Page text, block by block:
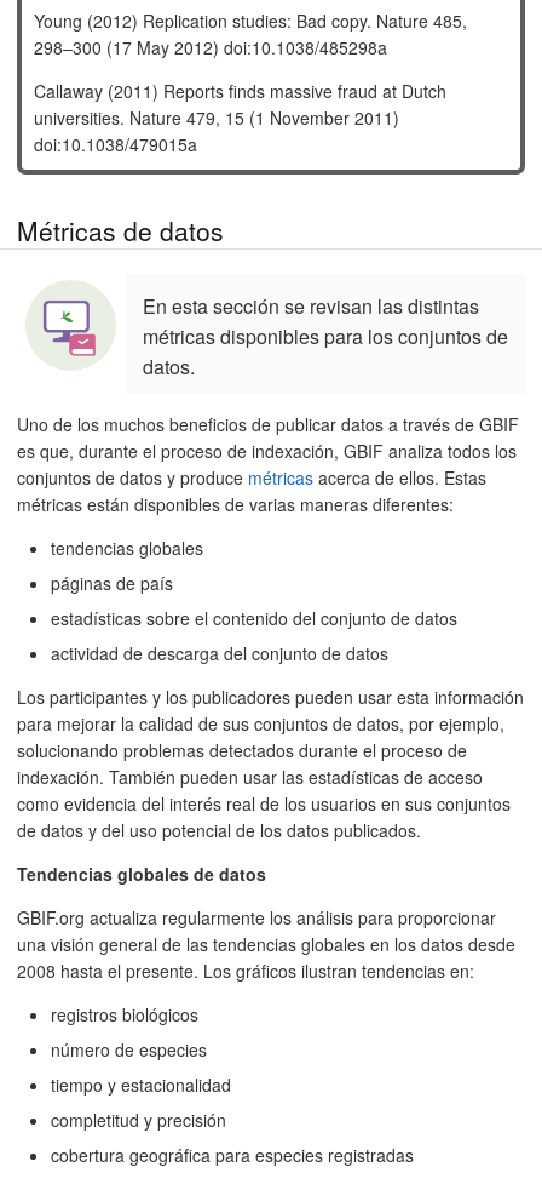
Young (2012) Replication studies: Bad copy. Nature 485,
298–300 (17 May 2012) doi:10.1038/485298a
Callaway (2011) Reports finds massive fraud at Dutch
universities. Nature 479, 15 (1 November 2011)
doi:10.1038/479015a
Métricas de datos
En esta sección se revisan las distintas
métricas disponibles para los conjuntos de
datos.
Uno de los muchos beneficios de publicar datos a través de GBIF
es que, durante el proceso de indexación, GBIF analiza todos los
conjuntos de datos y produce métricas acerca de ellos. Estas
métricas están disponibles de varias maneras diferentes:
tendencias globales
páginas de país
estadísticas sobre el contenido del conjunto de datos
actividad de descarga del conjunto de datos
Los participantes y los publicadores pueden usar esta información
para mejorar la calidad de sus conjuntos de datos, por ejemplo,
solucionando problemas detectados durante el proceso de
indexación. También pueden usar las estadísticas de acceso
como evidencia del interés real de los usuarios en sus conjuntos
de datos y del uso potencial de los datos publicados.
Tendencias globales de datos
GBIF.org actualiza regularmente los análisis para proporcionar
una visión general de las tendencias globales en los datos desde
2008 hasta el presente. Los gráficos ilustran tendencias en:
registros biológicos
número de especies
tiempo y estacionalidad
completitud y precisión
cobertura geográfica para especies registradas